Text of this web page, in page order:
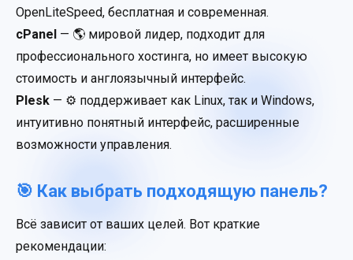
OpenLiteSpeed, бесплатная и современная.
cPanel — 🌎 мировой лидер, подходит для
профессионального хостинга, но имеет высокую
стоимость и англоязычный интерфейс.
Plesk — ⚙ поддерживает как Linux, так и Windows,
интуитивно понятный интерфейс, расширенные
возможности управления.
🎯 Как выбрать подходящую панель?
Всё зависит от ваших целей. Вот краткие
рекомендации: